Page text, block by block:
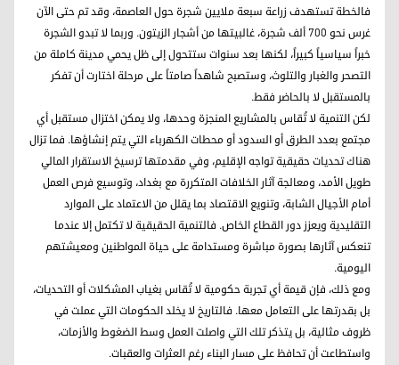
فالخطة تستهدف زراعة سبعة ملايين شجرة حول العاصمة، وقد تم حتى الآن
غرس نحو 700 ألف شجرة، غالبيتها من أشجار الزيتون. وربما لا تبدو الشجرة
خبراً سياسياً كبيراً، لكنها بعد سنوات ستتحول إلى ظل يحمي مدينة كاملة من
التصحر والغبار والتلوث، وستصبح شاهداً صامتاً على مرحلة اختارت أن تفكر
بالمستقبل لا بالحاضر فقط.
لكن التنمية لا تُقاس بالمشاريع المنجزة وحدها، ولا يمكن اختزال مستقبل أي
مجتمع بعدد الطرق أو السدود أو محطات الكهرباء التي يتم إنشاؤها. فما تزال
هناك تحديات حقيقية تواجه الإقليم، وفي مقدمتها ترسيخ الاستقرار المالي
طويل الأمد، ومعالجة آثار الخلافات المتكررة مع بغداد، وتوسيع فرص العمل
أمام الأجيال الشابة، وتنويع الاقتصاد بما يقلل من الاعتماد على الموارد
التقليدية ويعزز دور القطاع الخاص. فالتنمية الحقيقية لا تكتمل إلا عندما
تنعكس آثارها بصورة مباشرة ومستدامة على حياة المواطنين ومعيشتهم
اليومية.
ومع ذلك، فإن قيمة أي تجربة حكومية لا تُقاس بغياب المشكلات أو التحديات،
بل بقدرتها على التعامل معها. فالتاريخ لا يخلد الحكومات التي عملت في
ظروف مثالية، بل يتذكر تلك التي واصلت العمل وسط الضغوط والأزمات،
واستطاعت أن تحافظ على مسار البناء رغم العثرات والعقبات.